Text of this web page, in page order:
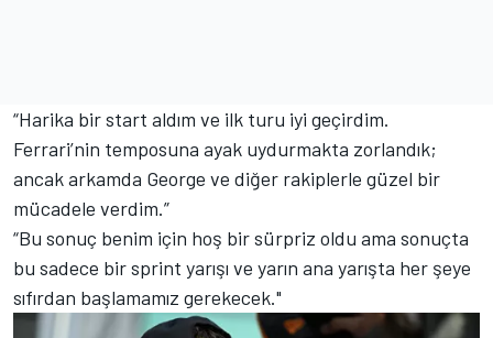
“Harika bir start aldım ve ilk turu iyi geçirdim.
Ferrari’nin temposuna ayak uydurmakta zorlandık;
ancak arkamda George ve diğer rakiplerle güzel bir
mücadele verdim.”
“Bu sonuç benim için hoş bir sürpriz oldu ama sonuçta
bu sadece bir sprint yarışı ve yarın ana yarışta her şeye
sıfırdan başlamamız gerekecek."